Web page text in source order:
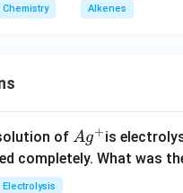
Chemistry Alkenes
ofAg
^
Ag+is
completely. What was
Electrolysis